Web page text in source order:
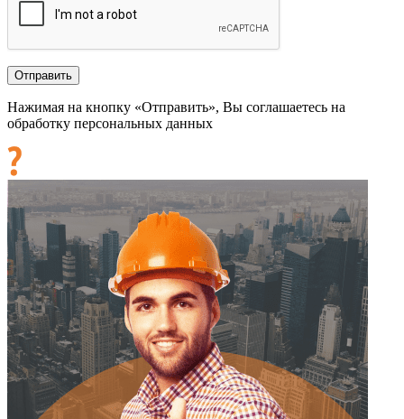
Нажимая на кнопку «Отправить», Вы соглашаетесь на
обработку персональных данных